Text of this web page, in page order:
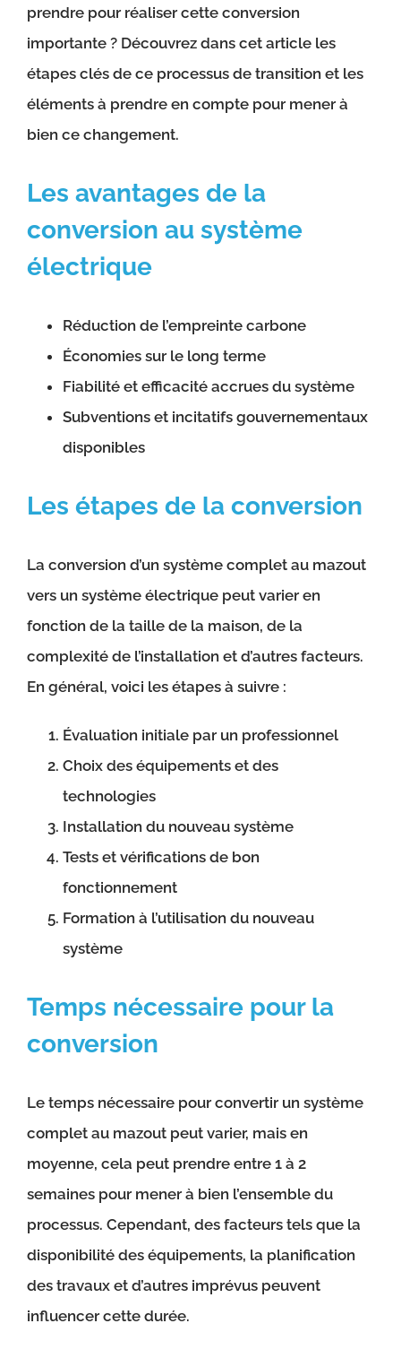
prendre pour réaliser cette conversion
importante ? Découvrez dans cet article les
étapes clés de ce processus de transition et les
éléments à prendre en compte pour mener à
bien ce changement.
Les avantages de la
conversion au système
électrique
Réduction de l’empreinte carbone
Économies sur le long terme
Fiabilité et efficacité accrues du système
Subventions et incitatifs gouvernementaux
disponibles
Les étapes de la conversion
La conversion d’un système complet au mazout
vers un système électrique peut varier en
fonction de la taille de la maison, de la
complexité de l’installation et d’autres facteurs.
En général, voici les étapes à suivre :
Évaluation initiale par un professionnel
Choix des équipements et des
technologies
Installation du nouveau système
Tests et vérifications de bon
fonctionnement
Formation à l’utilisation du nouveau
système
Temps nécessaire pour la
conversion
Le temps nécessaire pour convertir un système
complet au mazout peut varier, mais en
moyenne, cela peut prendre entre 1 à 2
semaines pour mener à bien l’ensemble du
processus. Cependant, des facteurs tels que la
disponibilité des équipements, la planification
des travaux et d’autres imprévus peuvent
influencer cette durée.